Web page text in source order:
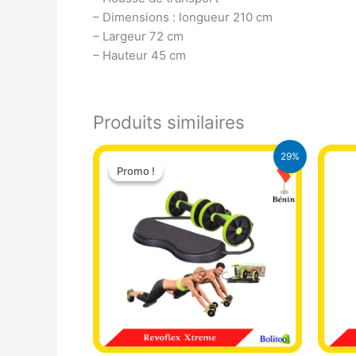
– Dimensions : longueur 210 cm
– Largeur 72 cm
– Hauteur 45 cm
Produits similaires
29%
Promo !
Promo !
Le
initial
était :
13.900 CFA.
Le
9.900 CFA.